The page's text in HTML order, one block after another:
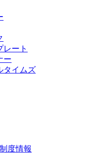
レート
ー
タイムズ
度情報